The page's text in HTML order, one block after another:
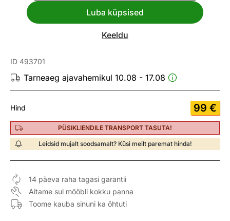
Luba küpsised
Keeldu
ID 493701
Tarneaeg ajavahemikul 10.08 - 17.08
Hind 99 €
PÜSIKLIENDILE TRANSPORT TASUTA!
Leidsid mujalt soodsamalt? Küsi meilt paremat hinda!
14 päeva raha tagasi garantii
Aitame sul mööbli kokku panna
Toome kauba sinuni ka õhtuti